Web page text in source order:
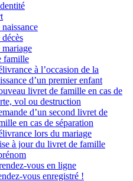
mariage
famille
à l’occasion de la
d’un premier enfant
livret de famille en cas de
vol ou destruction
d’un second livret de
en cas de séparation
lors du mariage
à jour du livret de famille
vous en ligne
vous enregistré !